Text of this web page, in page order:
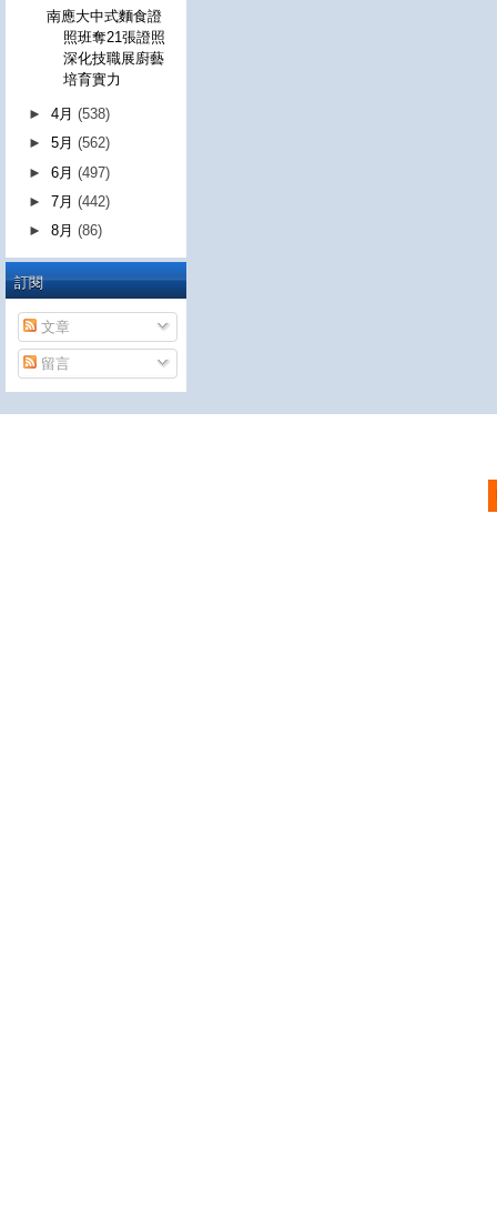
南應大中式麵食證
照班奪21張證照
深化技職展廚藝
培育實力
►4月(538)
►5月(562)
►6月(497)
►7月(442)
►8月(86)
訂閱
文章
留言